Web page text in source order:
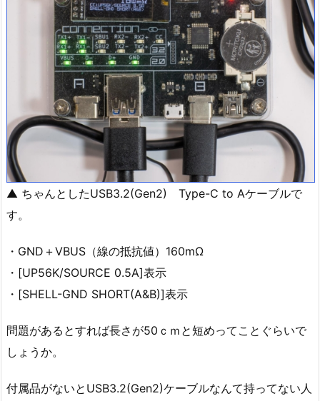
▲ ちゃんとしたUSB3.2(Gen2) Type-C to Aケーブルで
す。
・GND＋VBUS（線の抵抗値）160mΩ
・[UP56K/SOURCE 0.5A]表示
・[SHELL-GND SHORT(A&B)]表示
問題があるとすれば長さが50ｃｍと短めってことぐらいで
しょうか。
付属品がないとUSB3.2(Gen2)ケーブルなんて持ってない人